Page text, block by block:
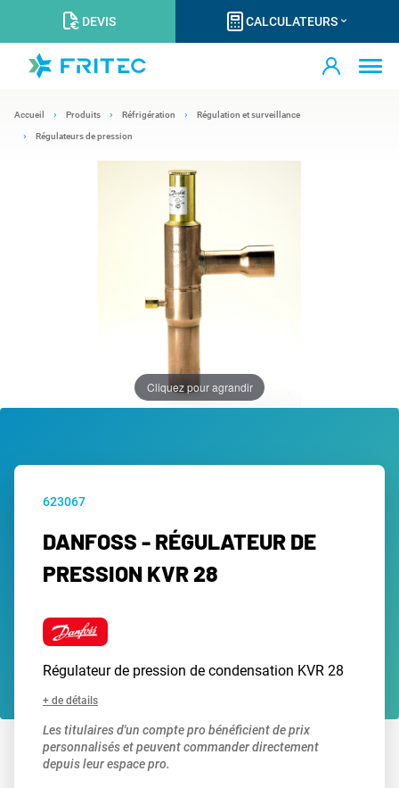
DEVIS CALCULATEURS
Accueil Produits Réfrigération Régulation et surveillance
Régulateurs de pression
Cliquez pour agrandir
623067
DANFOSS - RÉGULATEUR DE
PRESSION KVR 28
Régulateur de pression de condensation KVR 28
+ de détails
Les titulaires d'un compte pro bénéficient de prix
personnalisés et peuvent commander directement
depuis leur espace pro.